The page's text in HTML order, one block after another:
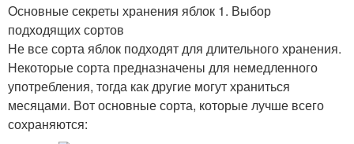
Основные секреты хранения яблок 1. Выбор
подходящих сортов
Не все сорта яблок подходят для длительного хранения.
Некоторые сорта предназначены для немедленного
употребления, тогда как другие могут храниться
месяцами. Вот основные сорта, которые лучше всего
сохраняются: